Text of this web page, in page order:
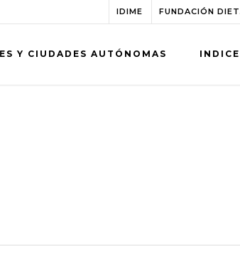
IDIME FUNDACIÓN
Y CIUDADES AUTÓNOMAS